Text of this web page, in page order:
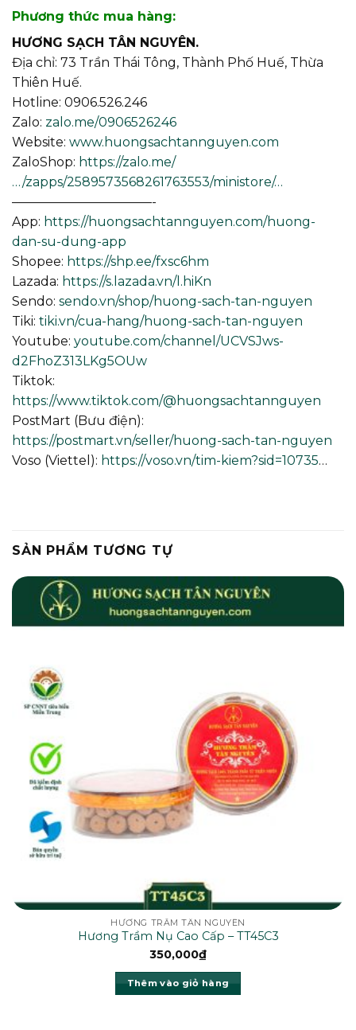
Phương thức mua hàng:
HƯƠNG SẠCH TÂN NGUYÊN.
Địa chỉ: 73 Trần Thái Tông, Thành Phố Huế, Thừa
Thiên Huế.
Hotline: 0906.526.246
Zalo: zalo.me/0906526246
Website: www.huongsachtannguyen.com
ZaloShop: https://zalo.me/
…/zapps/2589573568261763553/ministore/…
———————————-
App: https://huongsachtannguyen.com/huong-
dan-su-dung-app
Shopee: https://shp.ee/fxsc6hm
Lazada: https://s.lazada.vn/l.hiKn
Sendo: sendo.vn/shop/huong-sach-tan-nguyen
Tiki: tiki.vn/cua-hang/huong-sach-tan-nguyen
Youtube: youtube.com/channel/UCVSJws-
d2FhoZ313LKg5OUw
Tiktok:
https://www.tiktok.com/@huongsachtannguyen
PostMart (Bưu điện):
https://postmart.vn/seller/huong-sach-tan-nguyen
Voso (Viettel): https://voso.vn/tim-kiem?sid=10735…
SẢN PHẨM TƯƠNG TỰ
HƯƠNG TRẦM TÂN NGUYÊN
Hương Trầm Nụ Cao Cấp – TT45C3
350,000₫
Thêm vào giỏ hàng